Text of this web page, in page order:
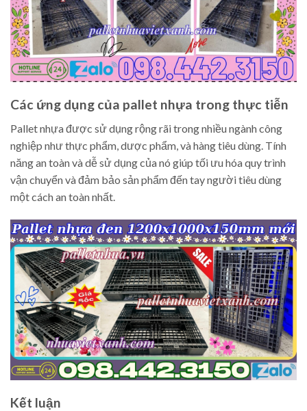
Các ứng dụng của pallet nhựa trong thực tiễn
Pallet nhựa được sử dụng rộng rãi trong nhiều ngành công
nghiệp như thực phẩm, dược phẩm, và hàng tiêu dùng. Tính
năng an toàn và dễ sử dụng của nó giúp tối ưu hóa quy trình
vận chuyển và đảm bảo sản phẩm đến tay người tiêu dùng
một cách an toàn nhất.
Kết luận